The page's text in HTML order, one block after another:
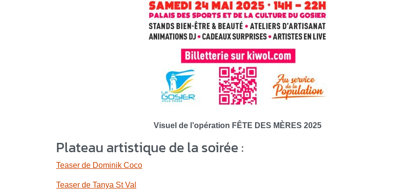
Visuel de l’opération FÊTE DES MÈRES 2025
Plateau artistique de la soirée :
Teaser de Dominik Coco
Teaser de Tanya St Val